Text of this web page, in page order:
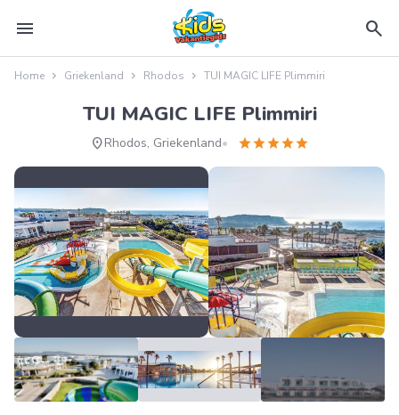
menu search
Home Griekenland Rhodos TUI MAGIC LIFE Plimmiri
TUI MAGIC LIFE Plimmiri
location_onRhodos, Griekenland starstarstarstarstar